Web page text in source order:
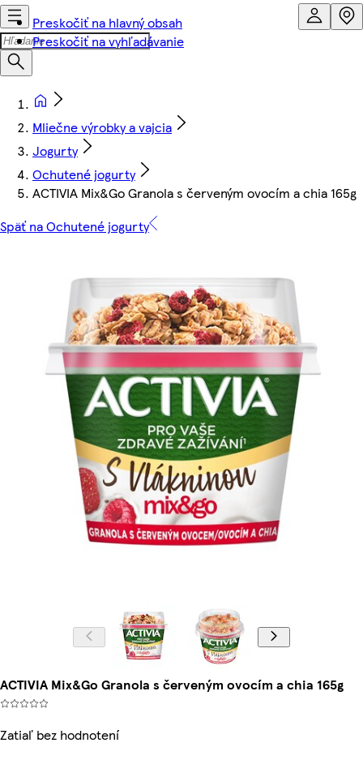
Preskočiť na hlavný obsah
Preskočiť na vyhľadávanie
Mliečne výrobky a vajcia
Jogurty
Ochutené jogurty
ACTIVIA Mix&Go Granola s červeným ovocím a chia 165g
Späť na Ochutené jogurty
ACTIVIA Mix&Go Granola s červeným ovocím a chia 165g
Zatiaľ bez hodnotení